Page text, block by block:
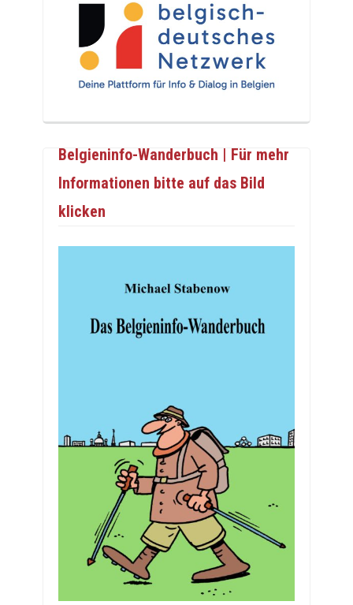
Belgieninfo-Wanderbuch | Für mehr
Informationen bitte auf das Bild
klicken